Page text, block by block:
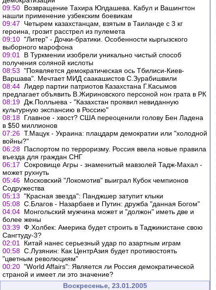
09:50 Возвращение Тахира Юлдашева. Кабул и Вашингтон
нашли применение узбекским боевикам
09:47
Четырем казахстанцам, взятым в Таиланде с 3 кг
героина, грозит расстрел из пулемета
09:10 "Литер" - Дочки-братики. Особенности кыргызского
выборного марофона
09:01
В Туркмении изобрели уникально чистый способ
получения соляной кислоты
08:53 "Появляется демократическая ось Тбилиси-Киев-
Варшава". Мечтает МИД саакашистов С.Зурабишвили
08:44 Лидер партии патриотов Казахстана Г.Касымов
предлагает объявить В.Жириновского персоной нон грата в РК
08:19 Дж.Поллыева - "Казахстан проявил невиданную
культурную экспансию в Россию"
08:18 Главное - хвост? США переоценили голову Бен Ладена
в $50 миллионов
07:26 Т.Мацук - Украина: плацдарм демократии или "холодной
войны?"
06:28 Паспортом по терроризму. Россия ввела новые правила
въезда для граждан СНГ
06:17 Сокровище Агры - знаменитый мавзолей Тадж-Махал -
может рухнуть
05:46 Московский "Локомотив" выиграл Кубок чемпионов
Содружества
05:13 "Красная звезда": Панджшер затупит клыки
05:08 С.Благов - Назарбаев и Путин: дружба "данная Богом"
04:04 Монгольский мужчина может и "должон" иметь две и
более жены
03:39 Ф.Холбек: Америка будет строить в Таджикистане свою
Сангтуду-3?
02:01
Китай нанес серьезный удар по азартным играм
00:58 С.Лузянин: Как ЦентрАзия будет противостоять
"цветным революциям"
00:20 "World Affairs": Является ли Россия демократической
страной и имеет ли это значение?
Воскресенье, 23.01.2005